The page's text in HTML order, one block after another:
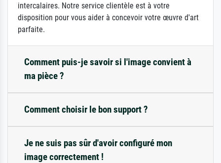
intercalaires. Notre service clientèle est à votre
disposition pour vous aider à concevoir votre œuvre d'art
parfaite.
Comment puis-je savoir si l'image convient à
ma pièce ?
Comment choisir le bon support ?
Je ne suis pas sûr d'avoir configuré mon
image correctement !